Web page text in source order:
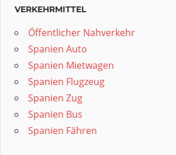
VERKEHRMITTEL
Öffentlicher Nahverkehr
Spanien Auto
Spanien Mietwagen
Spanien Flugzeug
Spanien Zug
Spanien Bus
Spanien Fähren